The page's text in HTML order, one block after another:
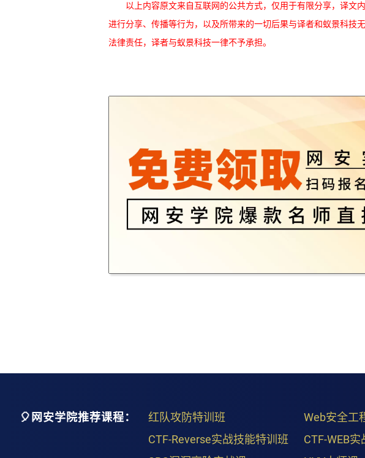
以上内容原文来自互联网的公共方式，仅用于有限分享，译文
进行分享、传播等行为，以及所带来的一切后果与译者和蚁景科技
法律责任，译者与蚁景科技一律不予承担。
🎈网安学院推荐课程： 红队攻防特训班 Web安全工
CTF-Reverse实战技能特训班
CTF-WEB